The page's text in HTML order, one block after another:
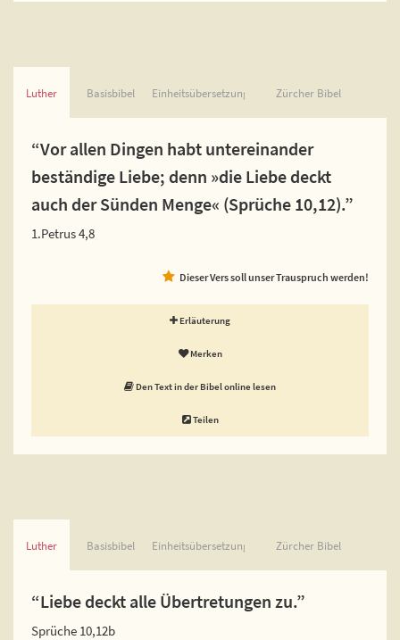
Luther Basisbibel Einheitsübersetzung Zürcher Bibel
“Vor allen Dingen habt untereinander
beständige Liebe; denn »die Liebe deckt
auch der Sünden Menge« (Sprüche 10,12).”
1.Petrus 4,8
Dieser Vers soll unser Trauspruch werden!
Erläuterung
Merken
Den Text in der Bibel online lesen
Teilen
Luther Basisbibel Einheitsübersetzung Zürcher Bibel
“Liebe deckt alle Übertretungen zu.”
Sprüche 10,12b